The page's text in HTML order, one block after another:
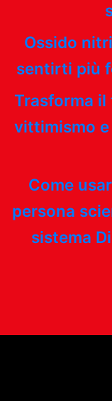
Ossido
sentirti più
Trasforma
vittimismo
Come
persona
sistema